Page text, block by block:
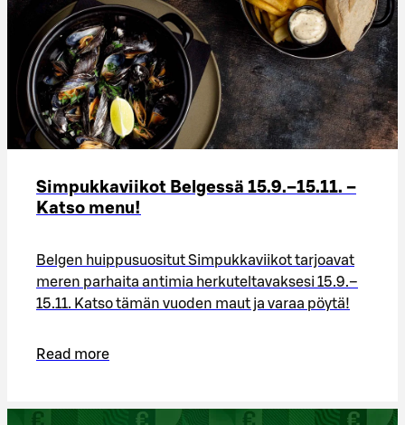
Simpukkaviikot Belgessä 15.9.–15.11. –
Katso menu!​
Belgen huippusuositut Simpukkaviikot tarjoavat
meren parhaita antimia herkuteltavaksesi 15.9.–
15.11. Katso tämän vuoden maut ja varaa pöytä!​
Read more